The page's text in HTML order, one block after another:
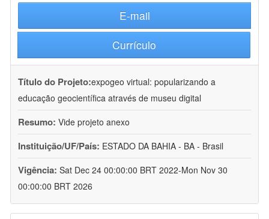
E-mail
Currículo
Título do Projeto:expogeo virtual: popularizando a
educação geocientífica através de museu digital
Resumo: Vide projeto anexo
Instituição/UF/País: ESTADO DA BAHIA - BA - Brasil
Vigência: Sat Dec 24 00:00:00 BRT 2022-Mon Nov 30
00:00:00 BRT 2026